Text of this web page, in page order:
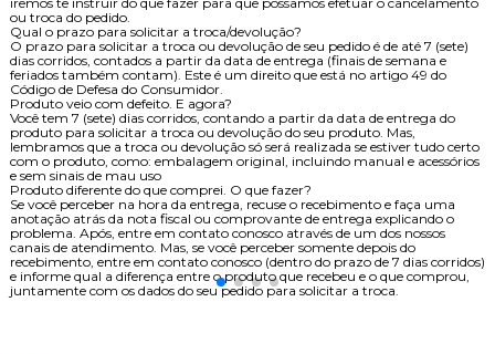
ou troca do pedido.
Qual o prazo para solicitar a troca/devolução?
O prazo para solicitar a troca ou devolução de seu pedido é de até 7 (sete)
dias corridos, contados a partir da data de entrega (finais de semana e
feriados também contam). Este é um direito que está no artigo 49 do
Código de Defesa do Consumidor.
Produto veio com defeito. E agora?
Você tem 7 (sete) dias corridos, contando a partir da data de entrega do
produto para solicitar a troca ou devolução do seu produto. Mas,
lembramos que a troca ou devolução só será realizada se estiver tudo certo
com o produto, como: embalagem original, incluindo manual e acessórios
e sem sinais de mau uso
Produto diferente do que comprei. O que fazer?
Se você perceber na hora da entrega, recuse o recebimento e faça uma
anotação atrás da nota fiscal ou comprovante de entrega explicando o
problema. Após, entre em contato conosco através de um dos nossos
canais de atendimento. Mas, se você perceber somente depois do
recebimento, entre em contato conosco (dentro do prazo de 7 dias corridos)
e informe qual a diferença entre o produto que recebeu e o que comprou,
juntamente com os dados do seu pedido para solicitar a troca.